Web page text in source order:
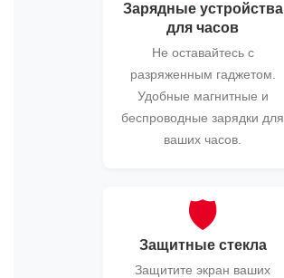
Зарядные устройства
для часов
Не оставайтесь с
разряженным гаджетом.
Удобные магнитные и
беспроводные зарядки для
ваших часов.
🛡️
Защитные стекла
Защитите экран ваших